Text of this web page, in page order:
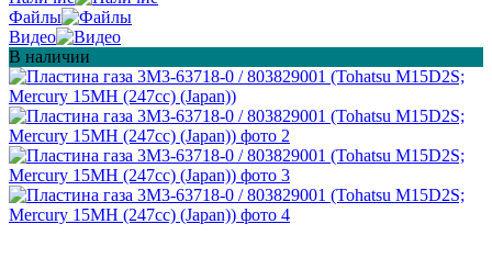
Файлы
Видео
В наличии